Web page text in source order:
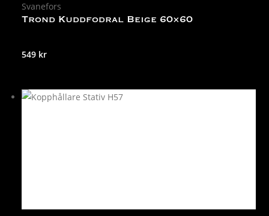
Svanefors
Trond Kuddfodral Beige 60×60
549 kr